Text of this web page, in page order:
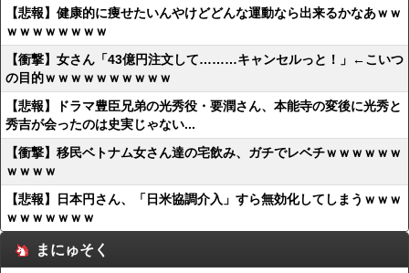
【悲報】健康的に痩せたいんやけどどんな運動なら出来るかなあｗｗ
ｗｗｗｗｗｗｗｗ
【衝撃】女さん「43億円注文して………キャンセルっと！」←こいつ
の目的ｗｗｗｗｗｗｗｗｗｗ
【悲報】ドラマ豊臣兄弟の光秀役・要潤さん、本能寺の変後に光秀と
秀吉が会ったのは史実じゃない...
【衝撃】移民ベトナム女さん達の宅飲み、ガチでレベチｗｗｗｗｗｗ
ｗｗｗｗ
【悲報】日本円さん、「日米協調介入」すら無効化してしまうｗｗｗ
ｗｗｗｗｗｗｗ
まにゅそく